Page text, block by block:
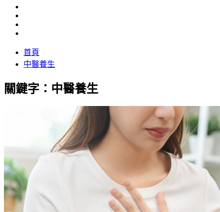
首頁
中醫養生
關鍵字：中醫養生